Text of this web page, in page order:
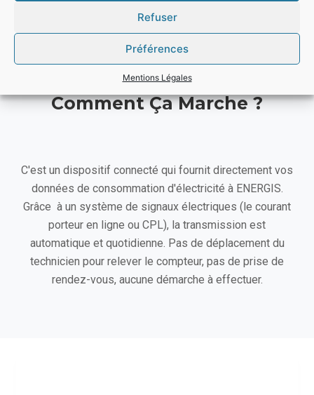
Refuser
Préférences
Mentions Légales
jusqu’au domicile du client.
Comment Ça Marche ?
C'est un dispositif connecté qui fournit directement vos
données de consommation d'électricité à ENERGIS.
Grâce à un système de signaux électriques (le courant
porteur en ligne ou CPL), la transmission est
automatique et quotidienne. Pas de déplacement du
technicien pour relever le compteur, pas de prise de
rendez-vous, aucune démarche à effectuer.